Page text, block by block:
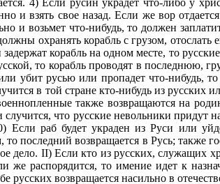
и взять свое назад. Если же вор
и возьмет что-нибудь, то должен
охранять корабль с грузом,
корабль на одном месте, то
то корабль проводят в последнюю,
убит русью или пропадет что-нибудь,
в той стране кто-нибудь из
также возвращаются на
случится, что русские невольники
Если раб будет украден из Руси или
последний возвращается в Русь; также
дело. II) Если кто из русских, служащих
же распорядится, то имение идет к
русских возвращается насильно в